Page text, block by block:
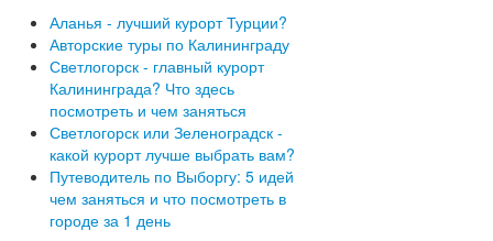
Аланья - лучший курорт Турции?
Авторские туры по Калининграду
Светлогорск - главный курорт
Калининграда? Что здесь
посмотреть и чем заняться
Светлогорск или Зеленоградск -
какой курорт лучше выбрать вам?
Путеводитель по Выборгу: 5 идей
чем заняться и что посмотреть в
городе за 1 день